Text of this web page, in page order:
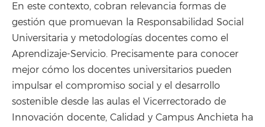
En este contexto, cobran relevancia formas de
gestión que promuevan la Responsabilidad Social
Universitaria y metodologías docentes como el
Aprendizaje-Servicio. Precisamente para conocer
mejor cómo los docentes universitarios pueden
impulsar el compromiso social y el desarrollo
sostenible desde las aulas el Vicerrectorado de
Innovación docente, Calidad y Campus Anchieta ha